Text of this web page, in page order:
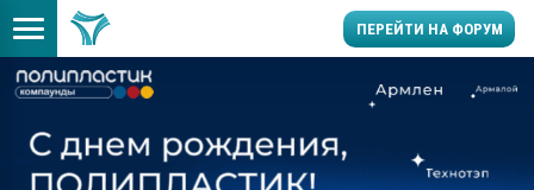
ПЕРЕЙТИ НА ФОРУМ